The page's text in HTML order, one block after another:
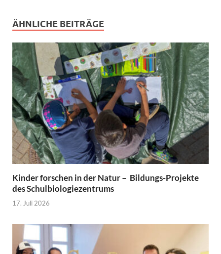
ÄHNLICHE BEITRÄGE
Kinder forschen in der Natur – Bildungs-Projekte
des Schulbiologiezentrums
17. Juli 2026